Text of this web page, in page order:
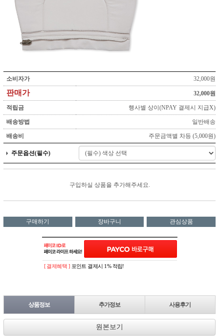
소비자가 32,000원
판매가 32,000원
적립금 행사별 상이(NPAY 결제시 지급X)
배송방법 일반배송
배송비 주문금액별 차등 (5,000원)
주문옵션(필수)
구입하실 상품을 추가해주세요.
구매하기 장바구니 관심상품
[ 결제혜택 ] 포인트 결제시 1% 적립!
상품정보 추가정보 사용후기
원본보기